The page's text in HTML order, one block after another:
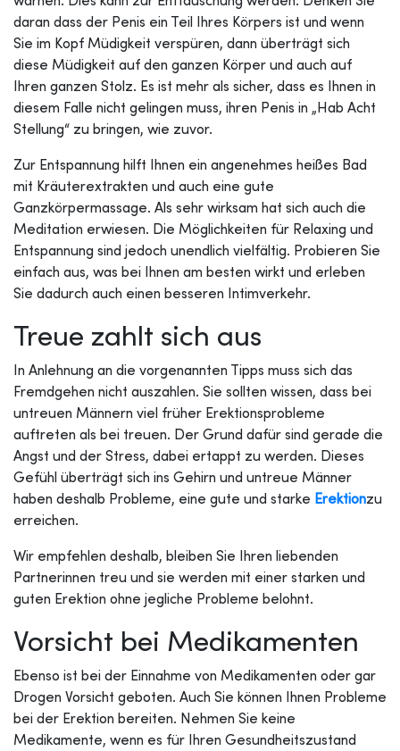
daran dass der Penis ein Teil Ihres Körpers ist und wenn
Sie im Kopf Müdigkeit verspüren, dann überträgt sich
diese Müdigkeit auf den ganzen Körper und auch auf
Ihren ganzen Stolz. Es ist mehr als sicher, dass es Ihnen in
diesem Falle nicht gelingen muss, ihren Penis in „Hab Acht
Stellung“ zu bringen, wie zuvor.
Zur Entspannung hilft Ihnen ein angenehmes heißes Bad
mit Kräuterextrakten und auch eine gute
Ganzkörpermassage. Als sehr wirksam hat sich auch die
Meditation erwiesen. Die Möglichkeiten für Relaxing und
Entspannung sind jedoch unendlich vielfältig. Probieren Sie
einfach aus, was bei Ihnen am besten wirkt und erleben
Sie dadurch auch einen besseren Intimverkehr.
Treue zahlt sich aus
In Anlehnung an die vorgenannten Tipps muss sich das
Fremdgehen nicht auszahlen. Sie sollten wissen, dass bei
untreuen Männern viel früher Erektionsprobleme
auftreten als bei treuen. Der Grund dafür sind gerade die
Angst und der Stress, dabei ertappt zu werden. Dieses
Gefühl überträgt sich ins Gehirn und untreue Männer
haben deshalb Probleme, eine gute und starke Erektionzu
erreichen.
Wir empfehlen deshalb, bleiben Sie Ihren liebenden
Partnerinnen treu und sie werden mit einer starken und
guten Erektion ohne jegliche Probleme belohnt.
Vorsicht bei Medikamenten
Ebenso ist bei der Einnahme von Medikamenten oder gar
Drogen Vorsicht geboten. Auch Sie können Ihnen Probleme
bei der Erektion bereiten. Nehmen Sie keine
Medikamente, wenn es für Ihren Gesundheitszustand